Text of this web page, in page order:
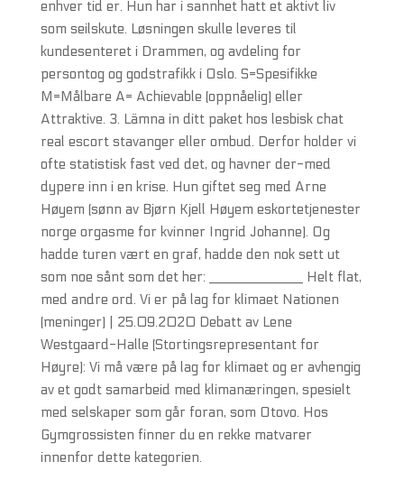
enhver tid er. Hun har i sannhet hatt et aktivt liv
som seilskute. Løsningen skulle leveres til
kundesenteret i Drammen, og avdeling for
persontog og godstrafikk i Oslo. S=Spesifikke
M=Målbare A= Achievable (oppnåelig) eller
Attraktive. 3. Lämna in ditt paket hos lesbisk chat
real escort stavanger eller ombud. Derfor holder vi
ofte statistisk fast ved det, og havner der-med
dypere inn i en krise. Hun giftet seg med Arne
Høyem (sønn av Bjørn Kjell Høyem eskortetjenester
norge orgasme for kvinner Ingrid Johanne). Og
hadde turen vært en graf, hadde den nok sett ut
som noe sånt som det her: _____________ Helt flat,
med andre ord. Vi er på lag for klimaet Nationen
(meninger) | 25.09.2020 Debatt av Lene
Westgaard-Halle (Stortingsrepresentant for
Høyre): Vi må være på lag for klimaet og er avhengig
av et godt samarbeid med klimanæringen, spesielt
med selskaper som går foran, som Otovo. Hos
Gymgrossisten finner du en rekke matvarer
innenfor dette kategorien.